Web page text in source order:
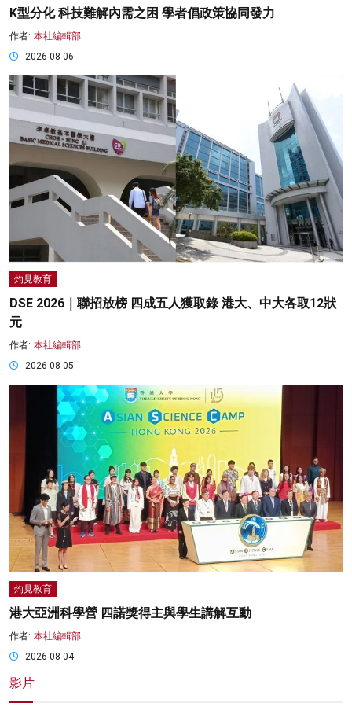
K型分化 科技難解內需之困 學者倡政策協同發力
作者: 本社編輯部
2026-08-06
灼見教育
DSE 2026｜聯招放榜 四成五人獲取錄 港大、中大各取12狀
元
作者: 本社編輯部
2026-08-05
灼見教育
港大亞洲科學營 四諾獎得主與學生講解互動
作者: 本社編輯部
2026-08-04
影片